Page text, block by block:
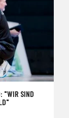
"WIR SIND